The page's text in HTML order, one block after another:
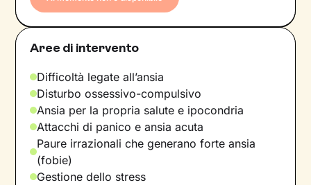
Aree di intervento
Difficoltà legate all’ansia
Disturbo ossessivo-compulsivo
Ansia per la propria salute e ipocondria
Attacchi di panico e ansia acuta
Paure irrazionali che generano forte ansia
(fobie)
Gestione dello stress